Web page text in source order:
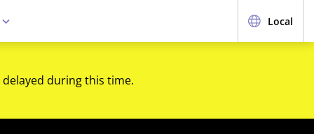
Local
during this time.